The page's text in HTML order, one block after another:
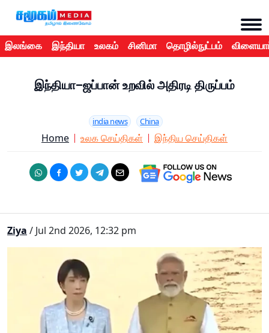
இலங்கை இந்தியா உலகம் சினிமா தொழில்நுட்பம்
இந்தியா–ஜப்பான் உறவில் அதிரடி திருப்பம்
india news China
Home உலக செய்திகள் இந்திய செய்திகள்
Ziya / Jul 2nd 2026, 12:32 pm